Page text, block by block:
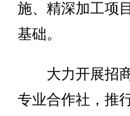
施、精深加工项
基础。
大力开展招商
专业合作社，推